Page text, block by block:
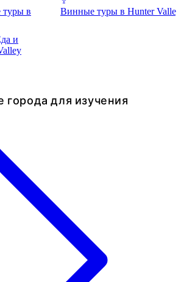
туры в
Винные туры в Hunter Valley
и
для изучения